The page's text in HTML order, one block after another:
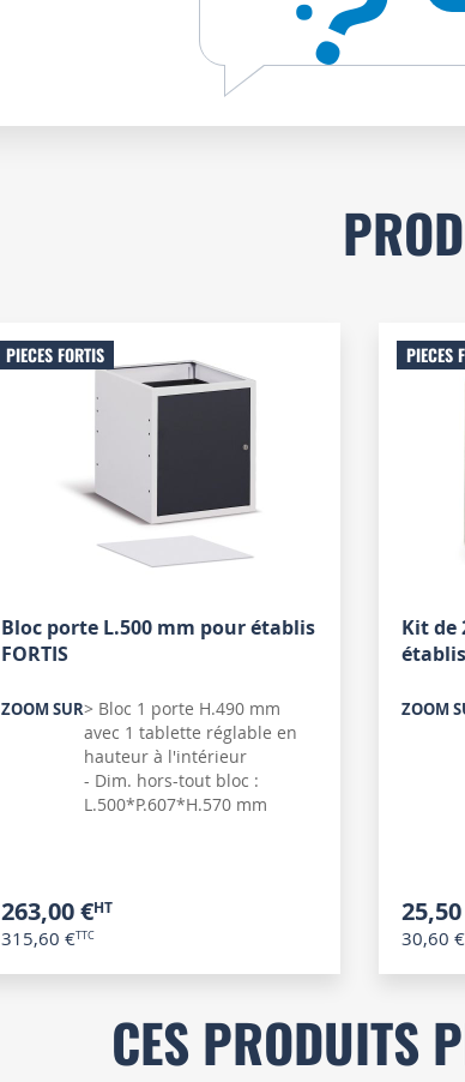
PIECES FORTIS
Bloc porte L.500 mm pour établis
FORTIS
ZOOM SUR> Bloc 1 porte H.490 mm
avec 1 tablette réglable en
hauteur à l'intérieur
- Dim. hors-tout bloc :
L.500*P.607*H.570 mm
263,00 €
315,60 €
PIECES
Kit de
établis
ZOOM
30,60 €
CES PRODUITS